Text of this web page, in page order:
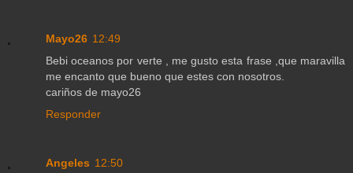
Mayo26 12:49
Bebi oceanos por verte , me gusto esta frase ,que maravilla
me encanto que bueno que estes con nosotros.
cariños de mayo26
Responder
Angeles 12:50